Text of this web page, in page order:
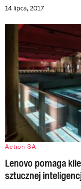
14 lipca, 2017
Action SA
Lenovo pomaga
sztucznej